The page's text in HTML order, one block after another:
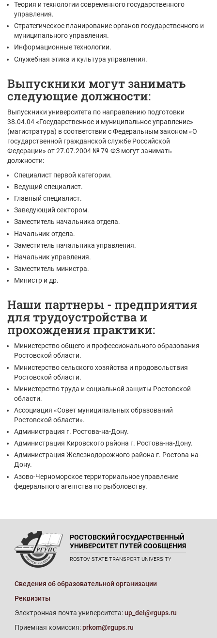
Теория и технологии современного государственного
управления.
Стратегическое планирование органов государственного и
муниципального управления.
Информационные технологии.
Служебная этика и культура управления.
Выпускники могут занимать
следующие должности:
Выпускники университета по направлению подготовки
38.04.04 «Государственное и муниципальное управление»
(магистратура) в соответствии с Федеральным законом «О
государственной гражданской службе Российской
Федерации» от 27.07.2004 № 79-ФЗ могут занимать
должности:
Специалист первой категории.
Ведущий специалист.
Главный специалист.
Заведующий сектором.
Заместитель начальника отдела.
Начальник отдела.
Заместитель начальника управления.
Начальник управления.
Заместитель министра.
Министр и др.
Наши партнеры - предприятия
для трудоустройства и
прохождения практики:
Министерство общего и профессионального образования
Ростовской области.
Министерство сельского хозяйства и продовольствия
Ростовской области.
Министерство труда и социальной защиты Ростовской
области.
Ассоциация «Совет муниципальных образований
Ростовской области».
Администрация г. Ростова-на-Дону.
Администрация Кировского района г. Ростова-на-Дону.
Администрация Железнодорожного района г. Ростова-на-
Дону.
Азово-Черноморское территориальное управление
федерального агентства по рыболовству.
РОСТОВСКИЙ ГОСУДАРСТВЕННЫЙ
УНИВЕРСИТЕТ ПУТЕЙ СООБЩЕНИЯ
ROSTOV STATE TRANSPORT UNIVERSITY
Сведения об образовательной организации
Реквизиты
Электронная почта университета:up_del@rgups.ru
Приемная комиссия:prkom@rgups.ru